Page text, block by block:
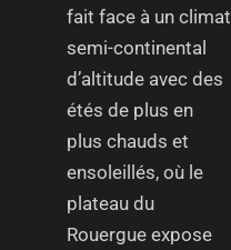
fait face à un climat
semi-continental
d’altitude avec des
étés de plus en
plus chauds et
ensoleillés, où le
plateau du
Rouergue expose